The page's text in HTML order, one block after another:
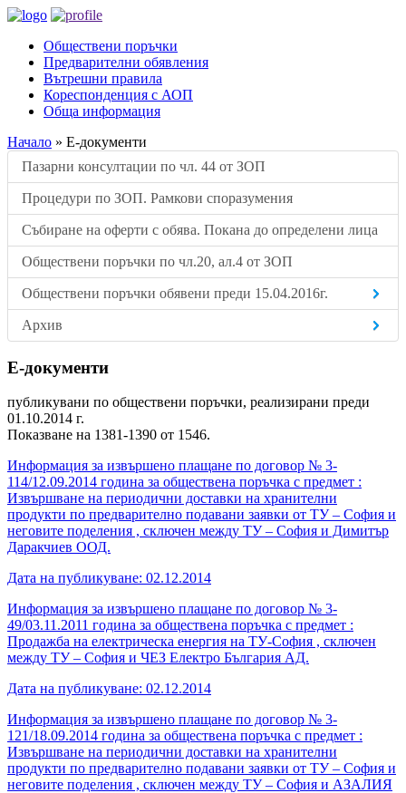
Обществени поръчки
Предварителни обявления
Вътрешни правила
Кореспонденция с АОП
Обща информация
Начало » Е-документи
Пазарни консултации по чл. 44 от ЗОП
Процедури по ЗОП. Рамкови споразумения
Събиране на оферти с обява. Покана до определени лица
Обществени поръчки по чл.20, ал.4 от ЗОП
Обществени поръчки обявени преди 15.04.2016г.
Архив
Е-документи
публикувани по обществени поръчки, реализирани преди
01.10.2014 г.
Показване на 1381-1390 от 1546.
Информация за извършено плащане по договор № 3-
114/12.09.2014 година за обществена поръчка с предмет :
Извършване на периодични доставки на хранителни
продукти по предварително подавани заявки от ТУ – София и
неговите поделения , сключен между ТУ – София и Димитър
Даракчиев ООД.
Дата на публикуване: 02.12.2014
Информация за извършено плащане по договор № 3-
49/03.11.2011 година за обществена поръчка с предмет :
Продажба на електрическа енергия на ТУ-София , сключен
между ТУ – София и ЧЕЗ Електро България АД.
Дата на публикуване: 02.12.2014
Информация за извършено плащане по договор № 3-
121/18.09.2014 година за обществена поръчка с предмет :
Извършване на периодични доставки на хранителни
продукти по предварително подавани заявки от ТУ – София и
неговите поделения , сключен между ТУ – София и АЗАЛИЯ